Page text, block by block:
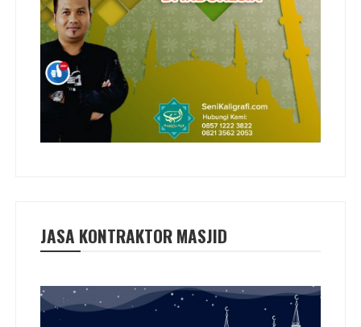
JASA KONTRAKTOR MASJID